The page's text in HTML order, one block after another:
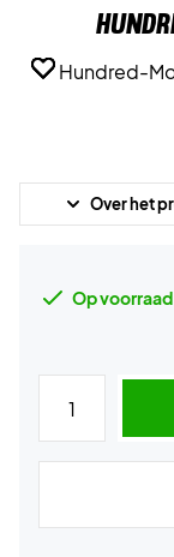
Over het
Op voorraad